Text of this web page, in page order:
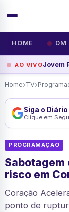
HOME DM
AO VIVOJovem
Home›TV›
Siga o
Clique em
PROGRAMAÇÃO
Sabotagem
risco em
Coração
ponto de